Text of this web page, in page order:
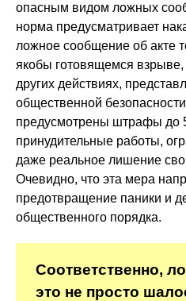
опасным видом ложных
норма предусматривает
ложное сообщение об акте
якобы готовящемся взрыве,
других действиях,
общественной
предусмотрены штрафы до
принудительные работы,
даже реальное лишение
Очевидно, что эта мера
предотвращение паники и
общественного порядка.
Соответственно,
это не просто